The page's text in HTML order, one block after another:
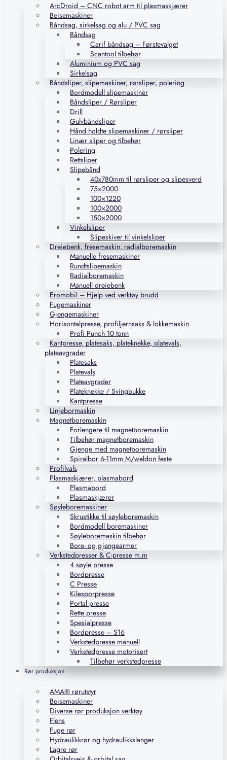
ArcDroid – CNC robot arm til plasmaskjærer
Beisemaskiner
Båndsag, sirkelsag og alu / PVC sag
Båndsag
Carif båndsag – Førstevalget
Scantool tilbehør
Aluminium og PVC sag
Sirkelsag
Båndsliper, slipemaskiner, rørsliper, polering
Bordmodell slipemaskiner
Båndsliper / Rørsliper
Drill
Gulvbåndsliper
Hånd holdte slipemaskiner / rørsliper
Linær sliper og tilbehør
Polering
Rettsliper
Slipebånd
40x780mm til rørsliper og slipesverd
75×2000
100×1220
100×2000
150×2000
Vinkelsliper
Slipeskiver til vinkelsliper
Dreiebenk, fresemaskin, radialboremaskin
Manuelle fresemaskiner
Rundtslipemaskin
Radialboremaskin
Manuell dreiebenk
Eromobil – Hjelp ved verktøy brudd
Fugemaskiner
Gjengemaskiner
Horisontalpresse, profiljernsaks & lokkemaskin
Profi Punch 10 tonn
Kantpresse, platesaks, plateknekke, platevals,
plateavgrader
Platesaks
Platevals
Plateavgrader
Plateknekke / Svingbukke
Kantpresse
Linjebormaskin
Magnetboremaskin
Forlengere til magnetboremaskin
Tilbehør magnetboremaskin
Gjenge med magnetboremaskin
Spiralbor 6-11mm M/weldon feste
Profilvals
Plasmaskjærer, plasmabord
Plasmabord
Plasmaskjærer
Søyleboremaskiner
Skrustikke til søyleboremaskin
Bordmodell boremaskiner
Søyleboremaskin tilbehør
Bore- og gjengearmer
Verkstedpresser & C-presse m.m
4 søyle presse
Bordpresse
C Presse
Kilesporpresse
Portal presse
Rette presse
Spesialpresse
Bordpresse – S16
Verkstedpresse manuell
Verkstedpresse motorisert
Tilbehør verkstedpresse
Rør produksjon
AMA® rørutstyr
Beisemaskiner
Diverse rør produksjon verktøy
Flens
Fuge rør
Hydraulikkrør og hydraulikkslanger
Lagre rør